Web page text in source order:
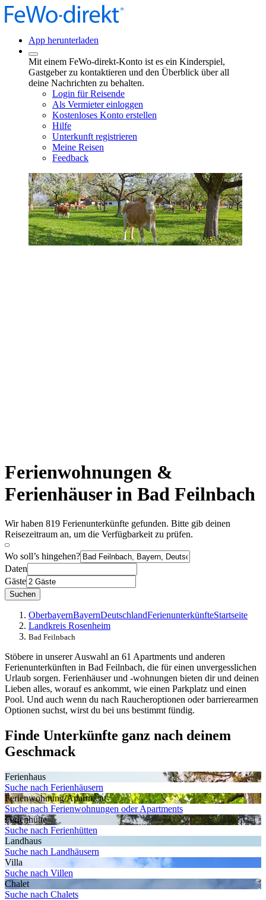
App herunterladen
Mit einem FeWo-direkt-Konto ist es ein Kinderspiel,
Gastgeber zu kontaktieren und den Überblick über all
deine Nachrichten zu behalten.
Login für Reisende
Als Vermieter einloggen
Kostenloses Konto erstellen
Hilfe
Unterkunft registrieren
Meine Reisen
Feedback
Ferienwohnungen &
Ferienhäuser in Bad Feilnbach
Wir haben 819 Ferienunterkünfte gefunden. Bitte gib deinen
Reisezeitraum an, um die Verfügbarkeit zu prüfen.
Wo soll’s hingehen?
Daten
Gäste
Suchen
OberbayernBayernDeutschlandFerienunterkünfteStartseite
Landkreis Rosenheim
Bad Feilnbach
Stöbere in unserer Auswahl an 61 Apartments und anderen
Ferienunterkünften in Bad Feilnbach, die für einen unvergesslichen
Urlaub sorgen. Ferienhäuser und -wohnungen bieten dir und deinen
Lieben alles, worauf es ankommt, wie einen Parkplatz und einen
Pool. Und auch wenn du nach Raucheroptionen oder barrierearmen
Optionen suchst, wirst du bei uns bestimmt fündig.
Finde Unterkünfte ganz nach deinem
Geschmack
Ferienhaus
Suche nach Ferienhäusern
Ferienwohnung/Apartment
Suche nach Ferienwohnungen oder Apartments
Ferienhütte
Suche nach Ferienhütten
Landhaus
Suche nach Landhäusern
Villa
Suche nach Villen
Chalet
Suche nach Chalets